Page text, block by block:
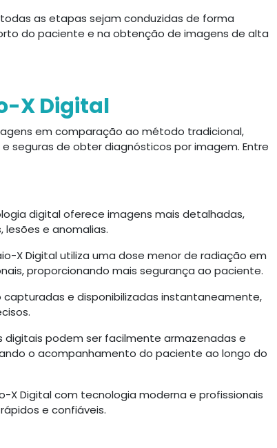
as etapas sejam conduzidas de forma
do paciente e na obtenção de imagens de alta
X Digital
em comparação ao método tradicional,
seguras de obter diagnósticos por imagem. Entre
digital oferece imagens mais detalhadas,
e anomalias.
X Digital utiliza uma dose menor de radiação em
proporcionando mais segurança ao paciente.
capturadas e disponibilizadas instantaneamente,
digitais podem ser facilmente armazenadas e
o acompanhamento do paciente ao longo do
X Digital com tecnologia moderna e profissionais
e confiáveis.